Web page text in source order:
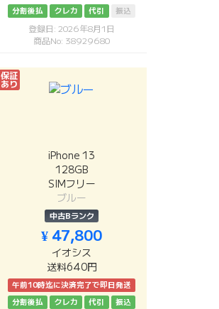
分割後払 クレカ 代引 振込
登録日: 2026年8月1日
商品No: 38929680
保証
あり
iPhone 13
128GB
SIMフリー
ブルー
中古Bランク
¥ 47,800
イオシス
送料640円
午前10時迄に決済完了で即日発送
分割後払
クレカ 代引 振込